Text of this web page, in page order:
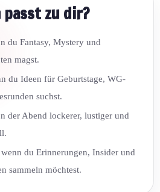
passt zu dir?
du Fantasy, Mystery und
magst.
du Ideen für Geburtstage, WG-
suchst.
der Abend lockerer, lustiger und
wenn du Erinnerungen, Insider und
sammeln möchtest.